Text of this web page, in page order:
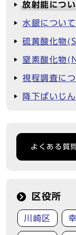
放射能につ
水銀について
硫黄酸化物
窒素酸化物
視程調査に
降下ばいじ
よくある質
区役所
川崎区